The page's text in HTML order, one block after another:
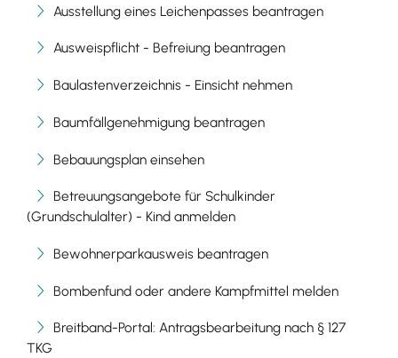
Ausstellung eines Leichenpasses beantragen
Ausweispflicht - Befreiung beantragen
Baulastenverzeichnis - Einsicht nehmen
Baumfällgenehmigung beantragen
Bebauungsplan einsehen
Betreuungsangebote für Schulkinder
(Grundschulalter) - Kind anmelden
Bewohnerparkausweis beantragen
Bombenfund oder andere Kampfmittel melden
Breitband-Portal: Antragsbearbeitung nach § 127
TKG